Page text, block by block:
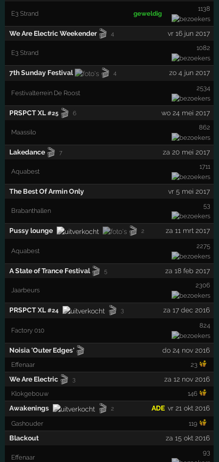
E3 Strand geweldig
1138
We Are Electric Weekender 🎬 4 vr 16 jun 2017
E3 Strand
1082
7th Sunday Festival 🎬 4 zo 4 jun 2017
Festivalterrein De Roost
2534
PRSPCT XL #25 🎬 6 wo 24 mei 2017
Maassilo
862
Lakedance 🎬 7 za 20 mei 2017
Aquabest
1711
The Best Of Armin Only vr 5 mei 2017
Brabanthallen
53
Pussy lounge 🎬 2 za 11 mrt 2017
Aquabest
2275
A State of Trance Festival 🎬 5 za 18 feb 2017
Jaarbeurs
2306
PRSPCT XL #24 🎬 3 za 17 dec 2016
Factory 010
824
Noisia 'Outer Edges' 🎬 do 24 nov 2016
Effenaar 23
We Are Electric 🎬 3 za 12 nov 2016
Klokgebouw 146
Awakenings 🎬 2 vr 21 okt 2016
ADE
Gashouder 119
Blackout za 15 okt 2016
Effenaar
93